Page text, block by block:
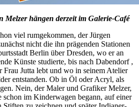
Melzer hängen derzeit im Galerie-Café
viel rumgekommen, der Jürgen
nicht die ihn prägenden Stationen
Berlin über Dresden, wo er an
Künste studierte, bis nach Dabendorf ,
Frau Jutta lebt und wo in seinem Atelier
entstanden. Ob in Öl oder Acryl, als
Nein, der Maler und Grafiker Melzer,
schon im Kinderwagen begann, auf einer